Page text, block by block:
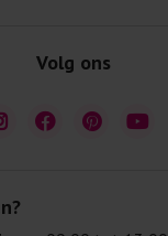
Volg ons